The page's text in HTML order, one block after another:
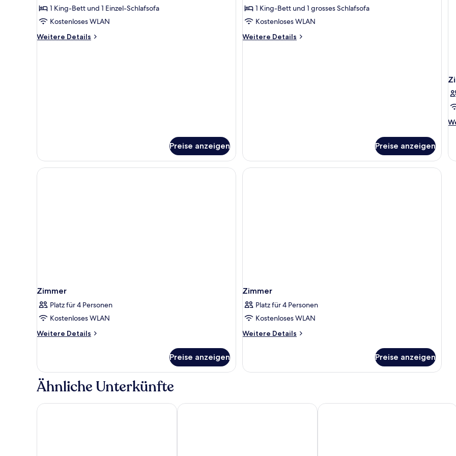
Dreibettzimmer
anzeigen
1 King-Bett und 1 Einzel-Schlafsofa
Kostenloses WLAN
Weitere Details
Weitere
Preise anzeigen
Suite
anzeigen
1 King-Bett und 1 grosses Schlafsofa
Kostenloses WLAN
Weitere Details
Weitere
Preise anzeigen
Zimmer
Platz für 4 Personen
Kostenloses WLAN
Weitere Details
Weitere
Preise anzeigen
Zimmer
Platz für 4 Personen
Kostenloses WLAN
Weitere Details
Weitere
Preise anzeigen
Ähnliche Unterkünfte
IMLAUER Hotel Pitter Salzburg Hotel IMLAUER & Bräu Leonardo Boutique Hotel Salzburg